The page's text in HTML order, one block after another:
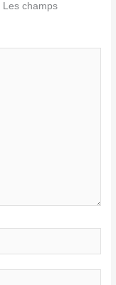
Les champs